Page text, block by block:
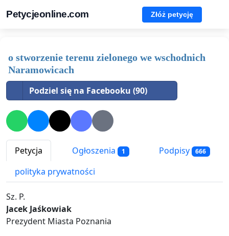
Petycjeonline.com Złóż petycję
o stworzenie terenu zielonego we wschodnich
Naramowicach
Podziel się na Facebooku (90)
Petycja Ogłoszenia 1 Podpisy 666
polityka prywatności
Sz. P.
Jacek Jaśkowiak
Prezydent Miasta Poznania